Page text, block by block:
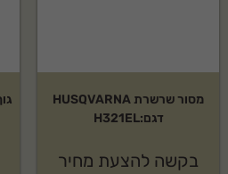
מסור שרשרת HUSQVARNA
דגם:H321EL
בקשה להצעת מחיר